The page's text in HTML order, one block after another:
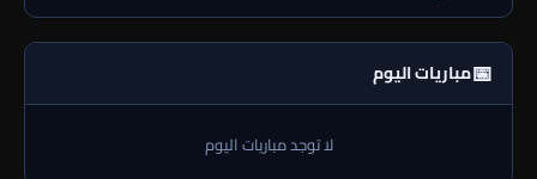
📅مباريات اليوم
لا توجد مباريات اليوم